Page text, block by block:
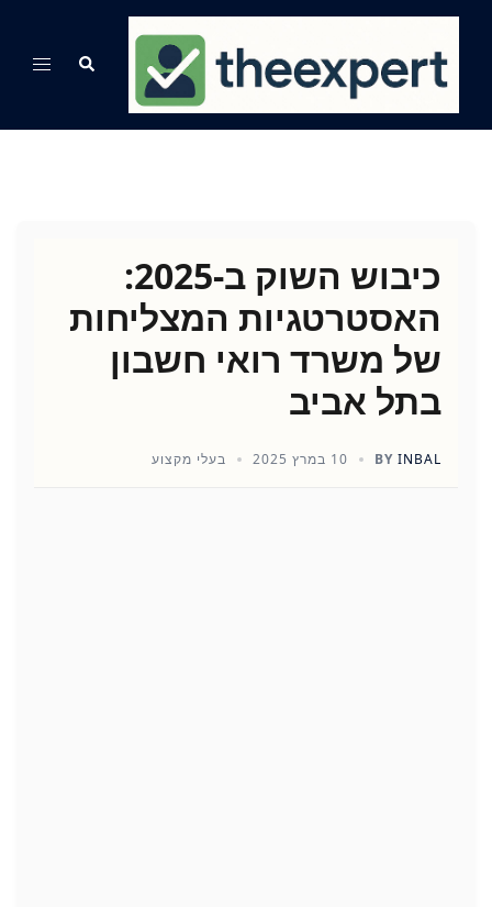
content
Search
Toggle
כיבוש השוק ב-2025:
האסטרטגיות המצליחות
של משרד רואי חשבון
בתל אביב
BY INBAL 10 במרץ 2025 בעלי מקצוע